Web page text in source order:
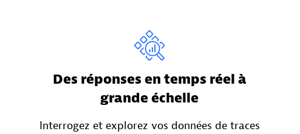
Des réponses en temps réel à
grande échelle
Interrogez et explorez vos données de traces